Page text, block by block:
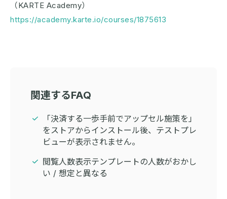
（KARTE Academy）
https://academy.karte.io/courses/1875613
関連するFAQ
「決済する一歩手前でアップセル施策を」
をストアからインストール後、テストプレ
ビューが表示されません。
閲覧人数表示テンプレートの人数がおかし
い / 想定と異なる